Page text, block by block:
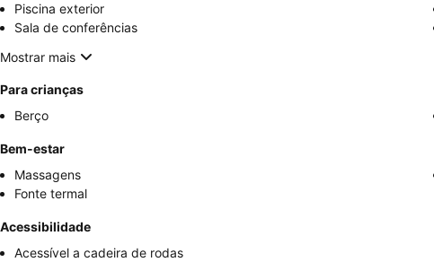
Piscina exterior
Sala de conferências
Mostrar mais
Para crianças
Berço
Bem-estar
Massagens
Fonte termal
Acessibilidade
Acessível a cadeira de rodas